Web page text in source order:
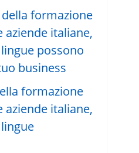
formazione
aziende italiane,